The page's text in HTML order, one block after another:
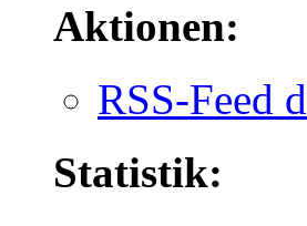
Aktionen:
RSS-Feed
Statistik: